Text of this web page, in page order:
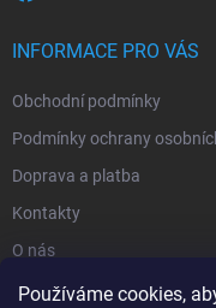
Používáme cookies,
INFORMACE PRO VÁS
Obchodní podmínky
Podmínky ochrany
Doprava a platba
Kontakty
O nás
Reklamace